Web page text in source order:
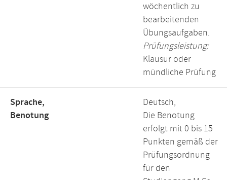
wöchentlich zu
bearbeitenden
Übungsaufgaben.
Prüfungsleistung:
Klausur oder
mündliche Prüfung
Sprache,
Benotung
Deutsch,
Die Benotung
erfolgt mit 0 bis 15
Punkten gemäß der
Prüfungsordnung
für den